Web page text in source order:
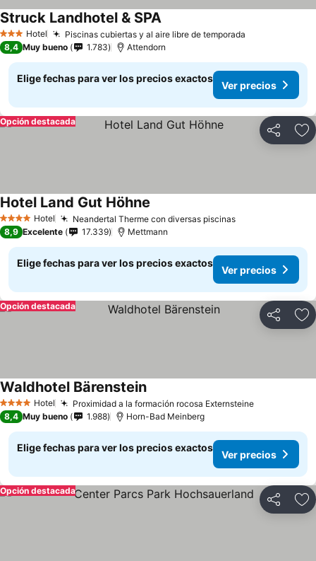
3 Estrellas
Hotel Piscinas cubiertas y al aire libre de temporada
Struck Landhotel & SPAVer precios
8,4 Muy bueno 1.783 Attendorn
Elige fechas para ver los precios exactos
Ver precios
Compartir
Opción destacada
4 EstrellasHotel Neandertal Therme con diversas piscinasVer precios
Hotel Land Gut Höhne
8,9 Excelente 17.339 Mettmann
Elige fechas para ver los precios exactos
Ver precios
Compartir
Opción destacada
4 EstrellasHotel Proximidad a la formación rocosa ExternsteineVer precios
Waldhotel BärensteinVer precios
8,4 Muy bueno 1.988 Horn-Bad Meinberg
Elige fechas para ver los precios exactos
Ver precios
Compartir
Opción destacada